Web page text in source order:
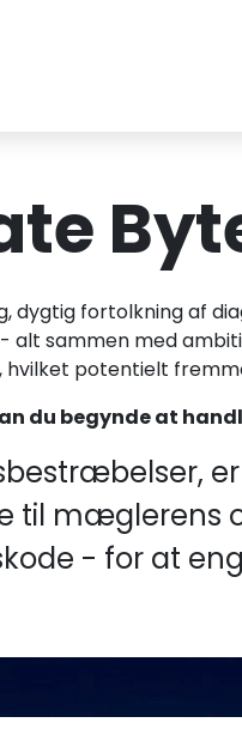
fortolkning af
sammen med
potentielt
du begynde at
til mæglerens
- for at